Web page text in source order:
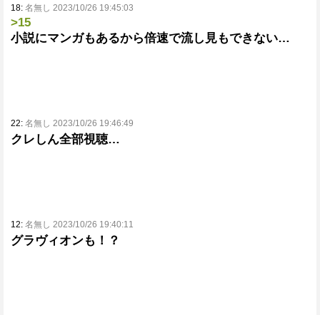
18: 名無し 2023/10/26 19:45:03
>15
小説にマンガもあるから倍速で流し見もできない…
22: 名無し 2023/10/26 19:46:49
クレしん全部視聴…
12: 名無し 2023/10/26 19:40:11
グラヴィオンも！？